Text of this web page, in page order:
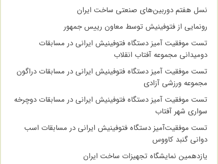
نسل هفتم دوربین‌های صنعتی ساخت ایران
رونمایی از فتوفینیش توسط معاون رییس جمهور
تست موفقیت آمیز دستگاه فتوفینیش ایرانی در مسابقات
دومیدانی مجموعه آفتاب انقلاب
تست موفقیت آمیز دستگاه فتوفینیش ایرانی در مسابقات دراگون
مجموعه ورزشی آزادی
تست موفقیت آمیز دستگاه فتوفینیش ایرانی در مسابقات دوچرخه
سواری شهر آفتاب
تست موفقیت‌آمیز دستگاه فتوفینیش ایرانی در مسابقات اسب
دوانی گنبد کاووس
یازدهمین نمایشگاه تجهیزات ساخت ایران